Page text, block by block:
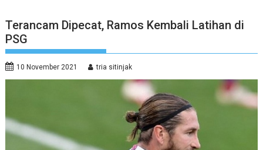
Terancam Dipecat, Ramos Kembali Latihan di
PSG
10 November 2021 tria sitinjak